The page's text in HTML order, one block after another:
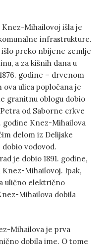
Mihailovoj išla je
infrastrukture.
preko nbijene zemlje
a za kišnih dana u
godine – drvenom
ulica popločana je
granitnu oblogu dobio
od Saborne crkve
godine Knez-Mihailova
delom iz Delijske
vodovod.
je dobio 1891. godine,
Knez-Mihailovoj. Ipak,
ulično električno
Mihailova dobila
Mihailova je prva
dobila ime. O tome